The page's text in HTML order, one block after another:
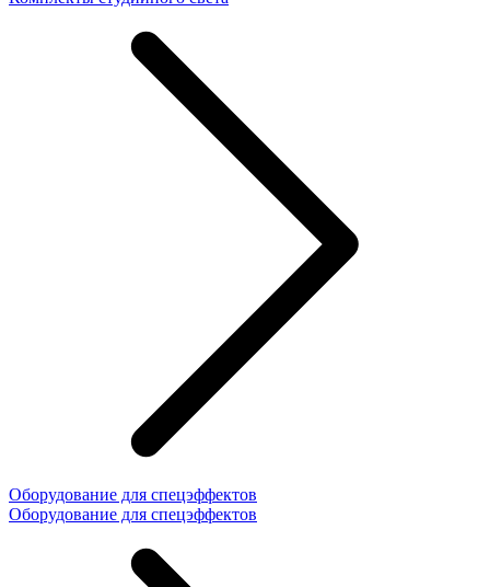
Оборудование для спецэффектов
Оборудование для спецэффектов